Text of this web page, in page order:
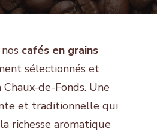
cafés en grains
sélectionnés et
de-Fonds. Une
et traditionnelle qui
richesse aromatique